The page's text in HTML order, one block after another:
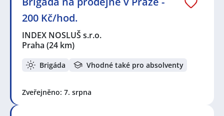
200 Kč/hod.
INDEX NOSLUŠ s.r.o.
Praha (24 km)
Brigáda Vhodné také pro absolventy
Zveřejněno: 7. srpna